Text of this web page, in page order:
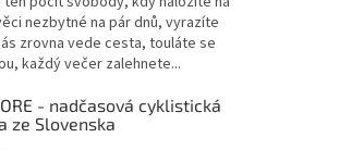
nezbytné na pár dnů, vyrazíte
zrovna vede cesta, touláte se
každý večer zalehnete...
- nadčasová cyklistická
ze Slovenska